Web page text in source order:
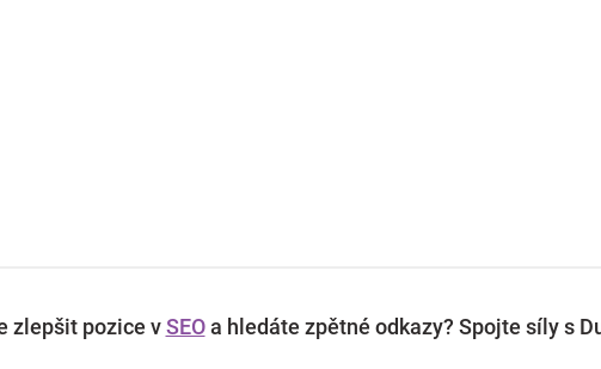
zlepšit pozice vSEOa hledáte zpětné odkazy? Spojte síly s